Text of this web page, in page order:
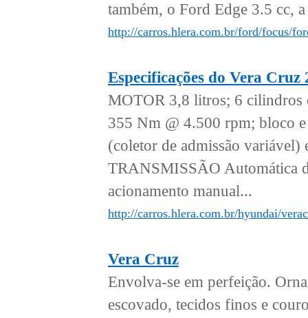
também, o Ford Edge 3.5 cc,
http://carros.hlera.com.br/ford/focus/
Especificações do Vera Cruz
MOTOR 3,8 litros; 6 cilindros
355 Nm @ 4.500 rpm; bloco
(coletor de admissão
TRANSMISSÃO Automática
acionamento manual...
http://carros.hlera.com.br/hyundai/
Vera Cruz
Envolva-se em perfeição.
escovado, tecidos finos e